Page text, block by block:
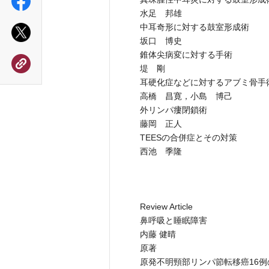
水足 邦雄
中耳奇形に対する鼓室形成術
坂口 博史
錐体尖病変に対する手術
堤 剛
耳硬化症などに対するアブミ骨手
高橋 昌寛，小島 博己
外リンパ瘻閉鎖術
藤岡 正人
TEESの合併症とその対策
西池 季隆
Review Article
鼻呼吸と睡眠障害
内藤 健晴
原著
原発不明頸部リンパ節転移癌16